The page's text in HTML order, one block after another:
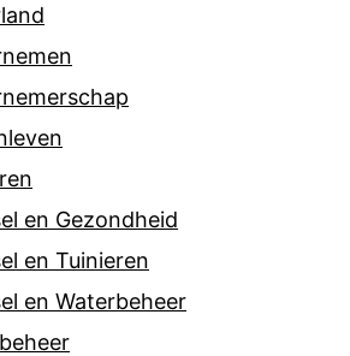
en Gezondheid
en Tuinieren
en Waterbeheer